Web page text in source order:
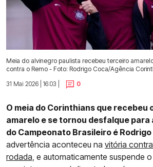
Meia do alvinegro paulista recebeu terceiro
contra o Remo - Foto: Rodrigo Coca/Agência
31 Mai 2026 | 16:03 |
0
O meia do Corinthians que
amarelo e se tornou desfalque para
do Campeonato Brasileiro é
advertência aconteceu na vitória
rodada, e automaticamente suspende